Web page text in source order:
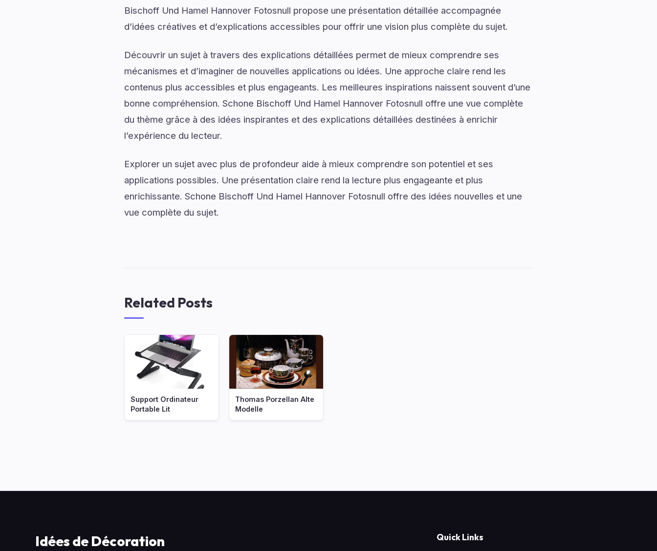
Bischoff Und Hamel Hannover Fotosnull propose une présentation détaillée accompagnée
d’idées créatives et d’explications accessibles pour offrir une vision plus complète du sujet.
Découvrir un sujet à travers des explications détaillées permet de mieux comprendre ses
mécanismes et d’imaginer de nouvelles applications ou idées. Une approche claire rend les
contenus plus accessibles et plus engageants. Les meilleures inspirations naissent souvent d’une
bonne compréhension. Schone Bischoff Und Hamel Hannover Fotosnull offre une vue complète
du thème grâce à des idées inspirantes et des explications détaillées destinées à enrichir
l’expérience du lecteur.
Explorer un sujet avec plus de profondeur aide à mieux comprendre son potentiel et ses
applications possibles. Une présentation claire rend la lecture plus engageante et plus
enrichissante. Schone Bischoff Und Hamel Hannover Fotosnull offre des idées nouvelles et une
vue complète du sujet.
Related Posts
Support Ordinateur
Portable Lit
Thomas Porzellan Alte
Modelle
Idées de Décoration Quick Links